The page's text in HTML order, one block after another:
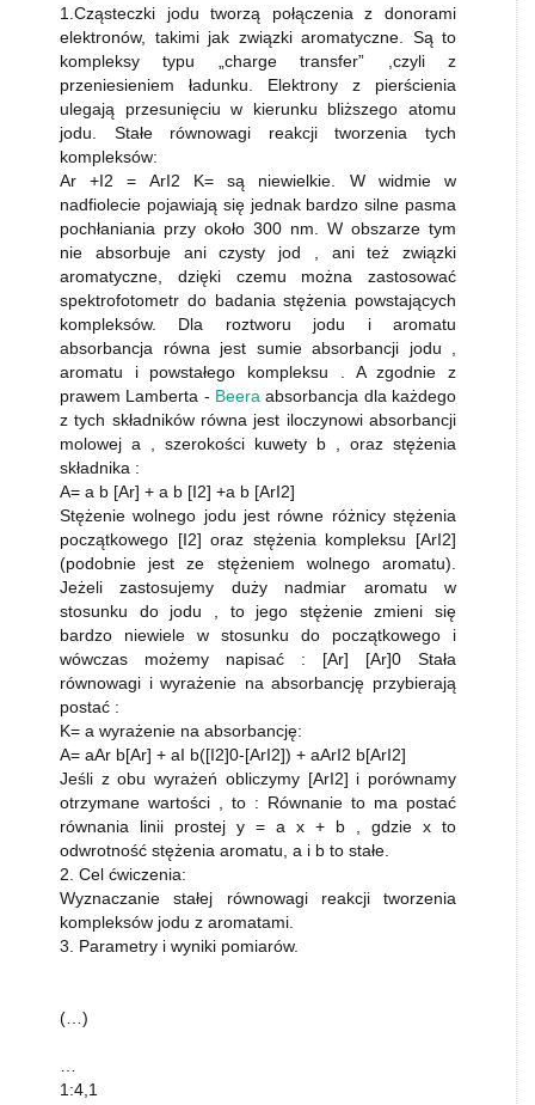
1.Cząsteczki jodu tworzą połączenia z donorami
elektronów, takimi jak związki aromatyczne. Są to
kompleksy typu „charge transfer” ,czyli z
przeniesieniem ładunku. Elektrony z pierścienia
ulegają przesunięciu w kierunku bliższego atomu
jodu. Stałe równowagi reakcji tworzenia tych
kompleksów:
Ar +I2 = ArI2 K= są niewielkie. W widmie w
nadfiolecie pojawiają się jednak bardzo silne pasma
pochłaniania przy około 300 nm. W obszarze tym
nie absorbuje ani czysty jod , ani też związki
aromatyczne, dzięki czemu można zastosować
spektrofotometr do badania stężenia powstających
kompleksów. Dla roztworu jodu i aromatu
absorbancja równa jest sumie absorbancji jodu ,
aromatu i powstałego kompleksu . A zgodnie z
prawem Lamberta - Beera absorbancja dla każdego
z tych składników równa jest iloczynowi absorbancji
molowej a , szerokości kuwety b , oraz stężenia
składnika :
A= a b [Ar] + a b [I2] +a b [ArI2]
Stężenie wolnego jodu jest równe różnicy stężenia
początkowego [I2] oraz stężenia kompleksu [ArI2]
(podobnie jest ze stężeniem wolnego aromatu).
Jeżeli zastosujemy duży nadmiar aromatu w
stosunku do jodu , to jego stężenie zmieni się
bardzo niewiele w stosunku do początkowego i
wówczas możemy napisać : [Ar] [Ar]0 Stała
równowagi i wyrażenie na absorbancję przybierają
postać :
K= a wyrażenie na absorbancję:
A= aAr b[Ar] + aI b([I2]0-[ArI2]) + aArI2 b[ArI2]
Jeśli z obu wyrażeń obliczymy [ArI2] i porównamy
otrzymane wartości , to : Równanie to ma postać
równania linii prostej y = a x + b , gdzie x to
odwrotność stężenia aromatu, a i b to stałe.
2. Cel ćwiczenia:
Wyznaczanie stałej równowagi reakcji tworzenia
kompleksów jodu z aromatami.
3. Parametry i wyniki pomiarów.
(…)
1:4,1